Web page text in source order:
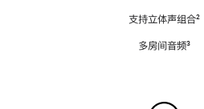
支持立体声组合脚
²
多房间音频脚
³